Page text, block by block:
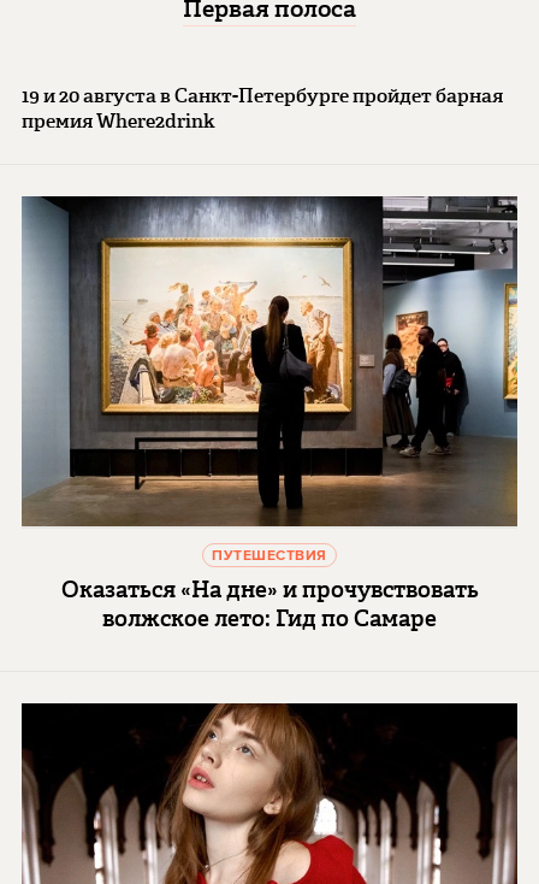
Первая полоса
19 и 20 августа в Санкт-Петербурге пройдет барная
премия Where2drink
ПУТЕШЕСТВИЯ
Оказаться «На дне» и прочувствовать
волжское лето: Гид по Самаре